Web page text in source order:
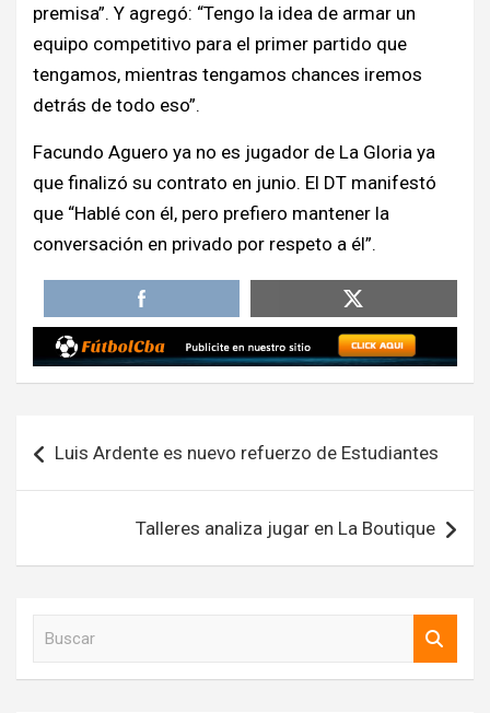
premisa”. Y agregó: “Tengo la idea de armar un
equipo competitivo para el primer partido que
tengamos, mientras tengamos chances iremos
detrás de todo eso”.
Facundo Aguero ya no es jugador de La Gloria ya
que finalizó su contrato en junio. El DT manifestó
que “Hablé con él, pero prefiero mantener la
conversación en privado por respeto a él”.
de
entradas
Luis Ardente es nuevo refuerzo de Estudiantes
Talleres analiza jugar en La Boutique